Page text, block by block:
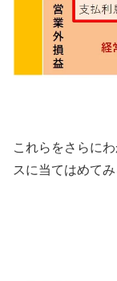
これらをさらに
スに当てはめて